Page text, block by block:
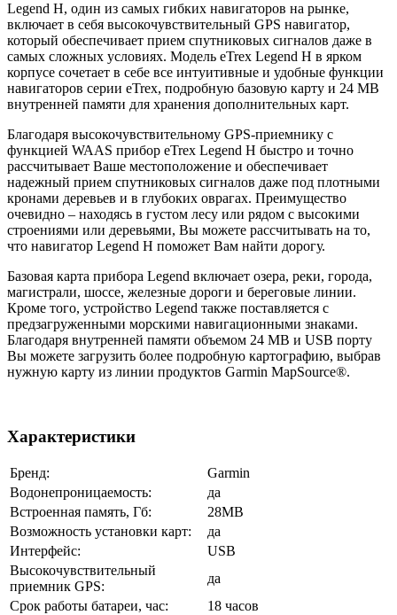
Legend H, один из самых гибких навигаторов на рынке,
включает в себя высокочувствительный GPS навигатор,
который обеспечивает прием спутниковых сигналов даже в
самых сложных условиях. Модель eTrex Legend H в ярком
корпусе сочетает в себе все интуитивные и удобные функции
навигаторов серии eTrex, подробную базовую карту и 24 МВ
внутренней памяти для хранения дополнительных карт.
Благодаря высокочувствительному GPS-приемнику с
функцией WAAS прибор eTrex Legend H быстро и точно
рассчитывает Ваше местоположение и обеспечивает
надежный прием спутниковых сигналов даже под плотными
кронами деревьев и в глубоких оврагах. Преимущество
очевидно – находясь в густом лесу или рядом с высокими
строениями или деревьями, Вы можете рассчитывать на то,
что навигатор Legend H поможет Вам найти дорогу.
Базовая карта прибора Legend включает озера, реки, города,
магистрали, шоссе, железные дороги и береговые линии.
Кроме того, устройство Legend также поставляется с
предзагруженными морскими навигационными знаками.
Благодаря внутренней памяти объемом 24 MB и USB порту
Вы можете загрузить более подробную картографию, выбрав
нужную карту из линии продуктов Garmin MapSource®.
Характеристики
Бренд:
Garmin
Водонепроницаемость:
да
Встроенная память, Гб:
28MB
Возможность установки карт:
да
Интерфейс:
USB
Высокочувствительный
приемник GPS:
да
Срок работы батареи, час:
18 часов